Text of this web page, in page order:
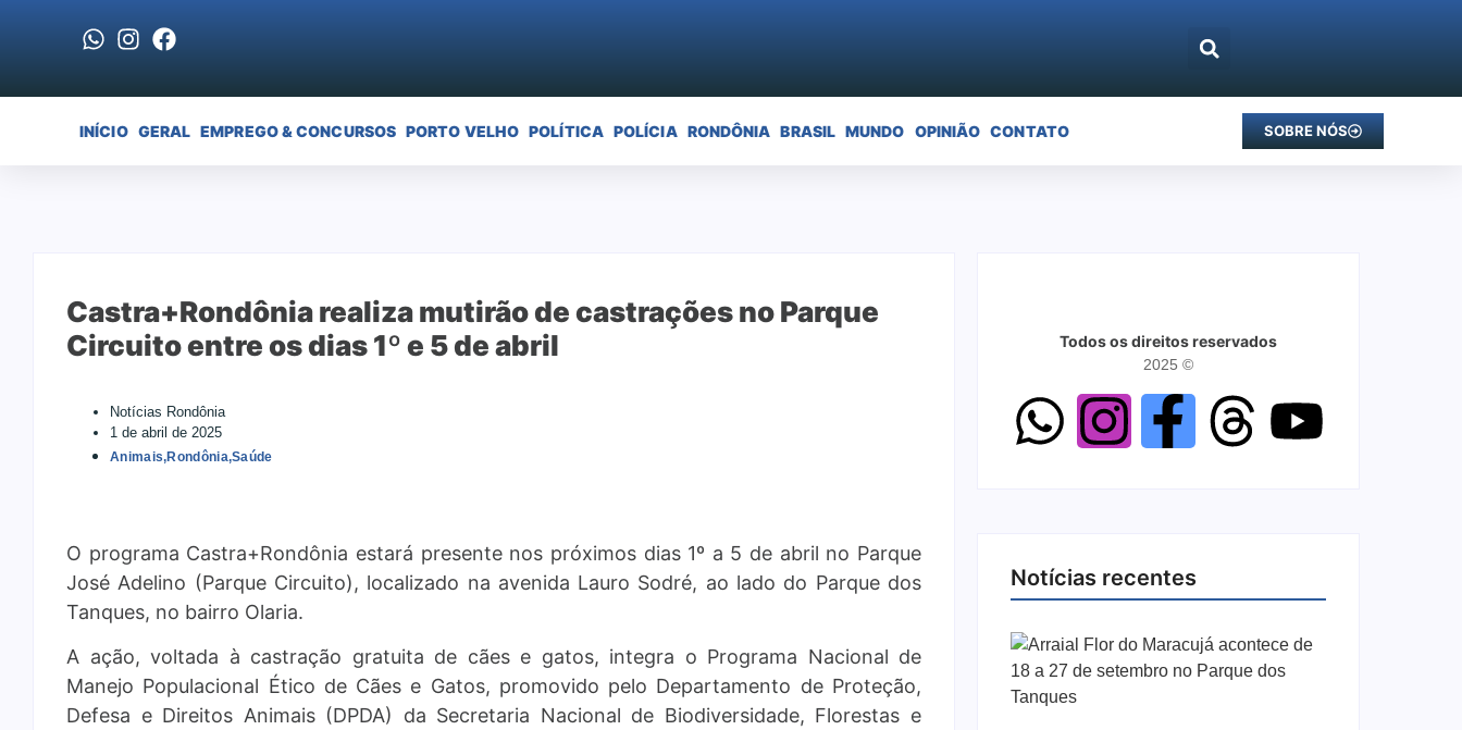
INÍCIO GERAL EMPREGO & CONCURSOS PORTO VELHO POLÍTICA POLÍCIA RONDÔNIA BRASIL MUNDO OPINIÃO CONTATO SOBRE NÓS
Castra+Rondônia realiza mutirão de castrações no Parque
Circuito entre os dias 1º e 5 de abril
Notícias Rondônia
1 de abril de 2025
Animais,Rondônia,Saúde
O programa Castra+Rondônia estará presente nos próximos dias 1º a 5 de abril no Parque
José Adelino (Parque Circuito), localizado na avenida Lauro Sodré, ao lado do Parque dos
Tanques, no bairro Olaria.
A ação, voltada à castração gratuita de cães e gatos, integra o Programa Nacional de
Manejo Populacional Ético de Cães e Gatos, promovido pelo Departamento de Proteção,
Defesa e Direitos Animais (DPDA) da Secretaria Nacional de Biodiversidade, Florestas e
Todos os direitos reservados
2025 ©
Notícias recentes